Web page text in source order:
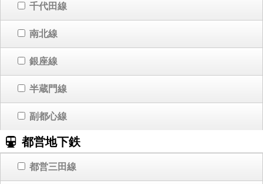
千代田線
南北線
銀座線
半蔵門線
副都心線
都営地下鉄
都営三田線